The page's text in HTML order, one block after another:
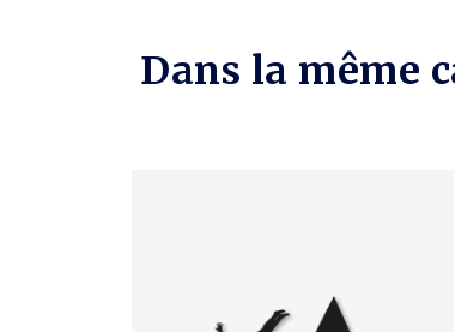
Dans la même